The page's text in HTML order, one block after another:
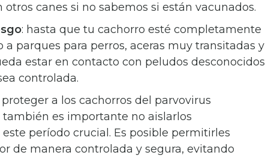
canes si no sabemos si están vacunados.
: hasta que tu cachorro esté completamente
a parques para perros, aceras muy transitadas y
estar en contacto con peludos desconocidos
controlada.
a los cachorros del parvovirus
es importante no aislarlos
período crucial. Es posible permitirles
de manera controlada y segura, evitando